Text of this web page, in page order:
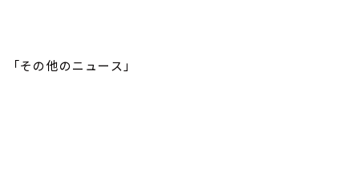
「その他のニュース」